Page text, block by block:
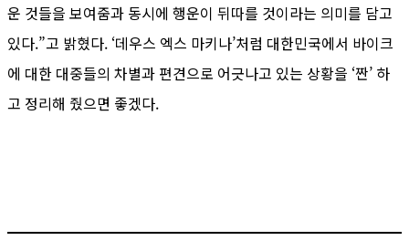
운 것들을 보여줌과 동시에 행운이 뒤따를 것이라는 의미를 담고
있다.”고 밝혔다. ‘데우스 엑스 마키나’처럼 대한민국에서 바이크
에 대한 대중들의 차별과 편견으로 어긋나고 있는 상황을 ‘짠’ 하
고 정리해 줬으면 좋겠다.